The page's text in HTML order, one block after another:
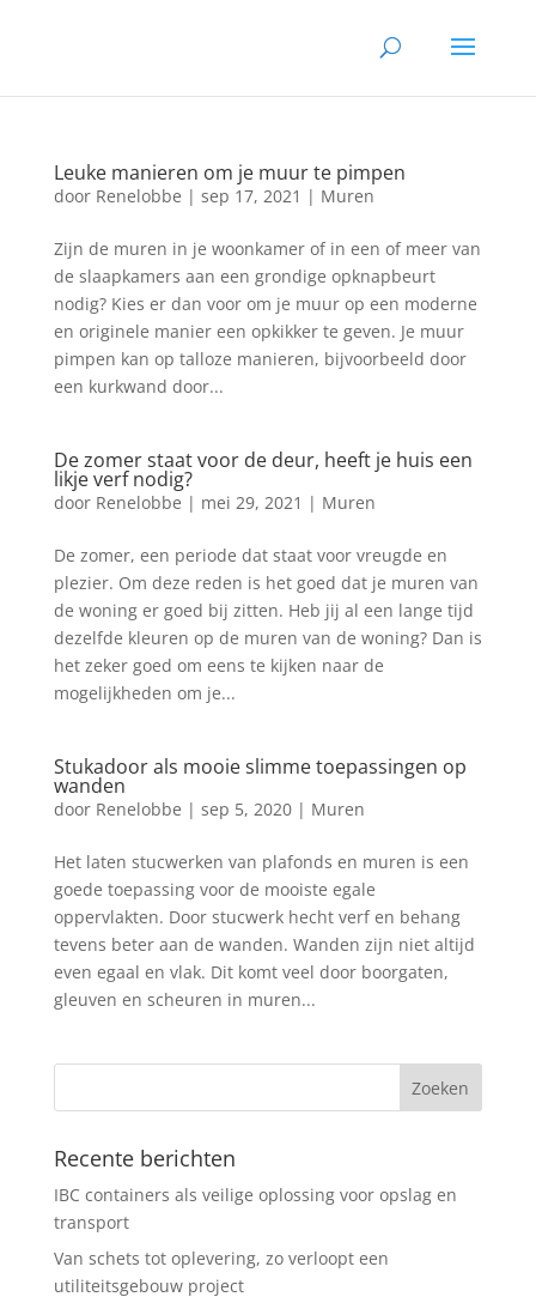
Leuke manieren om je muur te pimpen
door Renelobbe | sep 17, 2021 | Muren
Zijn de muren in je woonkamer of in een of meer van
de slaapkamers aan een grondige opknapbeurt
nodig? Kies er dan voor om je muur op een moderne
en originele manier een opkikker te geven. Je muur
pimpen kan op talloze manieren, bijvoorbeeld door
een kurkwand door...
De zomer staat voor de deur, heeft je huis een
likje verf nodig?
door Renelobbe | mei 29, 2021 | Muren
De zomer, een periode dat staat voor vreugde en
plezier. Om deze reden is het goed dat je muren van
de woning er goed bij zitten. Heb jij al een lange tijd
dezelfde kleuren op de muren van de woning? Dan is
het zeker goed om eens te kijken naar de
mogelijkheden om je...
Stukadoor als mooie slimme toepassingen op
wanden
door Renelobbe | sep 5, 2020| Muren
Het laten stucwerken van plafonds en muren is een
goede toepassing voor de mooiste egale
oppervlakten. Door stucwerk hecht verf en behang
tevens beter aan de wanden. Wanden zijn niet altijd
even egaal en vlak. Dit komt veel door boorgaten,
gleuven en scheuren in muren...
Recente berichten
IBC containers als veilige oplossing voor opslag en
transport
Van schets tot oplevering, zo verloopt een
utiliteitsgebouw project